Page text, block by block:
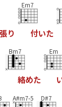
張り
Em7
付いた
Bm7
絡めた
Em
A#m7-5 D#7